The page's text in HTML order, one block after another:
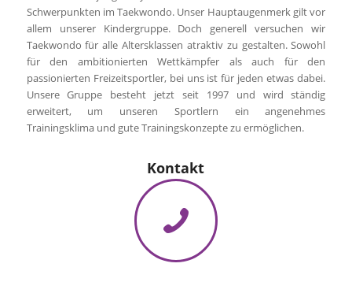
Schwerpunkten im Taekwondo. Unser Hauptaugenmerk gilt vor
allem unserer Kindergruppe. Doch generell versuchen wir
Taekwondo für alle Altersklassen atraktiv zu gestalten. Sowohl
für den ambitionierten Wettkämpfer als auch für den
passionierten Freizeitsportler, bei uns ist für jeden etwas dabei.
Unsere Gruppe besteht jetzt seit 1997 und wird ständig
erweitert, um unseren Sportlern ein angenehmes
Trainingsklima und gute Trainingskonzepte zu ermöglichen.
Kontakt